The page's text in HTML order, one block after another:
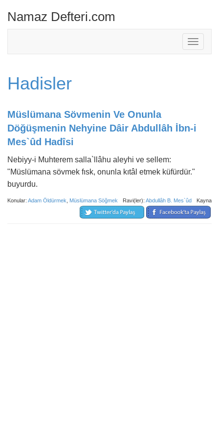
Namaz Defteri.com
Toggle
Hadisler
Müslümana Sövmenin Ve Onunla
Döğüşmenin Nehyine Dâir Abdullâh İbn-i
Mes`ûd Hadîsi
Nebiyy-i Muhterem salla`llâhu aleyhi ve sellem:
"Müslümana sövmek fısk, onunla kıtâl etmek küfürdür."
buyurdu.
Konular: Adam Öldürmek Müslümana Söğmek Ravi(ler): Abdullâh B. Mes`ûd Kaynak: